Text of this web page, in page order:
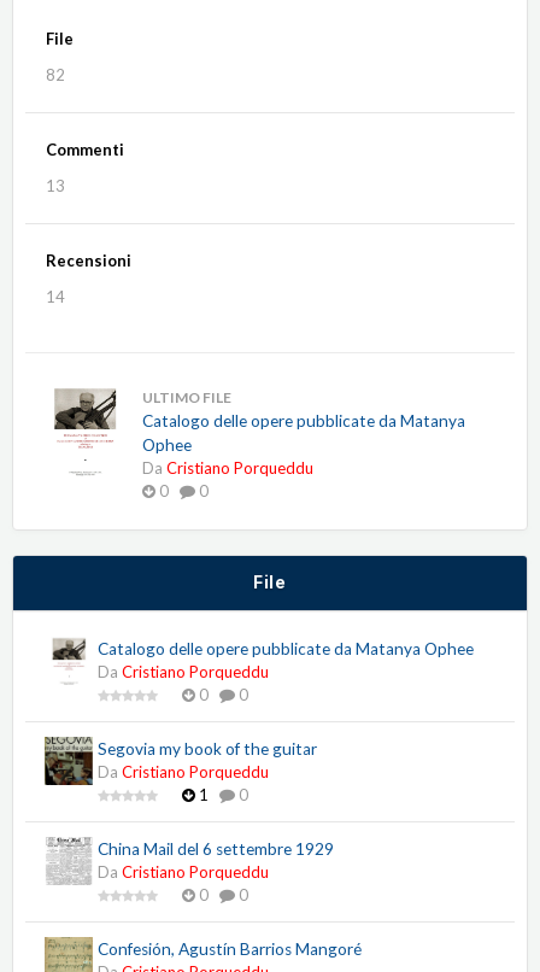
File
82
Commenti
13
Recensioni
14
ULTIMO FILE
Catalogo delle opere pubblicate da Matanya
Ophee
Da Cristiano Porqueddu
0
0
File
Catalogo delle opere pubblicate da Matanya Ophee
Da Cristiano Porqueddu
0
0
Segovia my book of the guitar
Da Cristiano Porqueddu
1
0
China Mail del 6 settembre 1929
Da Cristiano Porqueddu
0
0
Confesión, Agustín Barrios Mangoré